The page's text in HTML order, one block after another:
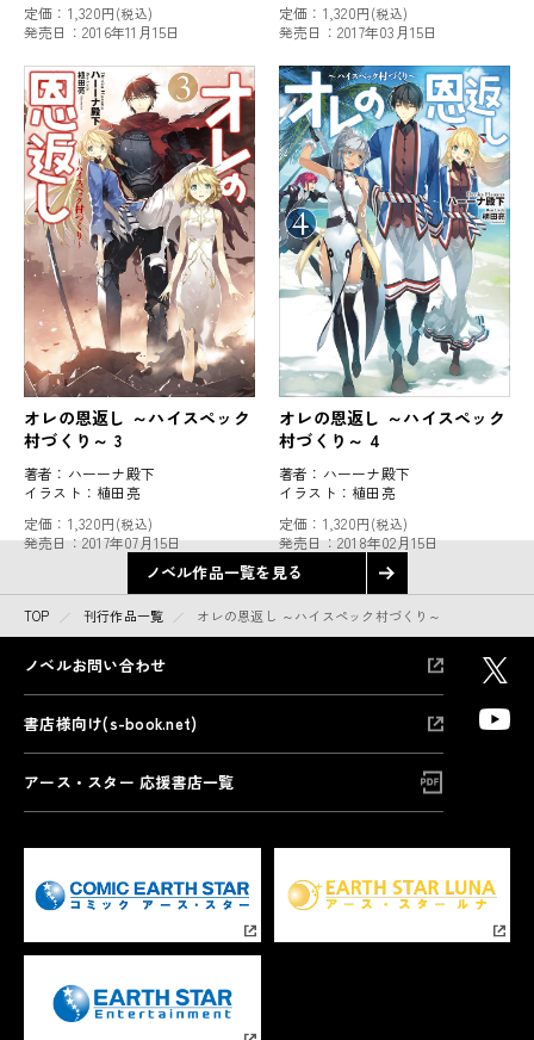
定価： 1,320円(税込)
発売日： 2016年11月15日
定価： 1,320円(税込)
発売日： 2017年03月15日
オレの恩返し ～ハイスペック
村づくり～ 3
著者： ハーーナ殿下
イラスト：植田亮
定価： 1,320円(税込)
発売日：2017年07月15日
オレの恩返し ～ハイスペック
村づくり～ 4
著者： ハーーナ殿下
イラスト：植田亮
定価： 1,320円(税込)
発売日：2018年02月15日
ノベル作品一覧を見る
TOP 刊行作品一覧 オレの恩返し ～ハイスペック村づくり～
ノベルお問い合わせ
書店様向け(s-book.net)
アース・スター 応援書店一覧